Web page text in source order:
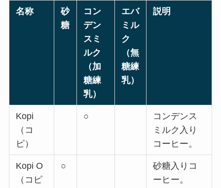
名称
砂
糖
コン
デン
スミ
ルク
（加
糖練
乳）
エバ
ミル
ク
（無
糖練
乳）
説明
Kopi
（コ
ピ）
○
コンデンス
ミルク入り
コーヒー。
Kopi O
（コピ
○
砂糖入りコ
ーヒー。